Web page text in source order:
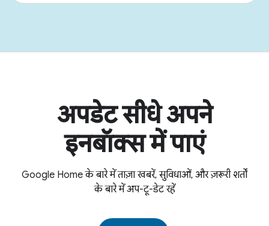
अपडेट सीधे अपने
इनबॉक्स में पाएं
Google Home के बारे में ताज़ा खबरें, सुविधाओं, और ज़रूरी शर्तों
के बारे में अप-टू-डेट रहें